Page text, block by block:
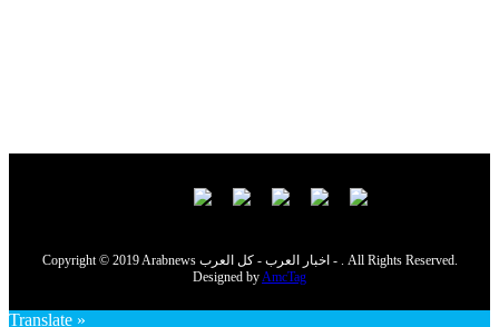
Copyright © 2019 Arabnews اخبار العرب - كل العرب - . All Rights Reserved.
Designed byAmcTag
Translate »